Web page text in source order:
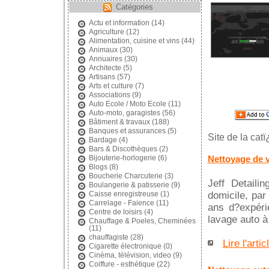
Catégories
Actu et information (14)
Agriculture (12)
Alimentation, cuisine et vins(44)
Animaux(30)
Annuaires(30)
Architecte (5)
Artisans(57)
Arts et culture (7)
Associations(9)
Auto Ecole / Moto Ecole (11)
Auto-moto, garagistes(56)
Bâtiment & travaux(188)
Banques et assurances(5)
Bardage (4)
Bars & Discothèques(2)
Bijouterie-horlogerie (6)
Blogs(8)
Boucherie Charcuterie (3)
Boulangerie & patisserie (9)
Caisse enregistreuse (1)
Carrelage - Faience (11)
Centre de loisirs(4)
Chauffage & Poeles, Cheminées
(11)
chauffagiste (28)
Cigarette électronique (0)
Cinéma, télévision, video (9)
Coiffure - esthétique (22)
Site de la
Nettoyage de
Jeff
domicile,
ans
lavage auto
Lire